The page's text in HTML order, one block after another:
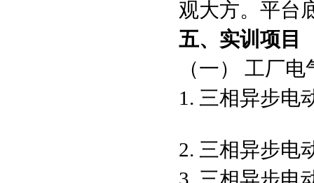
观大方。平台
五、实训项目
（一） 工厂
1. 三相异
2. 三相异步电